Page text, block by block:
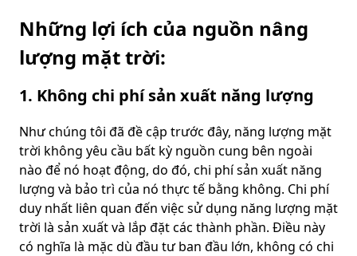
Những lợi ích của nguồn nâng
lượng mặt trời:
1. Không chi phí sản xuất năng lượng
Như chúng tôi đã đề cập trước đây, năng lượng mặt
trời không yêu cầu bất kỳ nguồn cung bên ngoài
nào để nó hoạt động, do đó, chi phí sản xuất năng
lượng và bảo trì của nó thực tế bằng không. Chi phí
duy nhất liên quan đến việc sử dụng năng lượng mặt
trời là sản xuất và lắp đặt các thành phần. Điều này
có nghĩa là mặc dù đầu tư ban đầu lớn, không có chi